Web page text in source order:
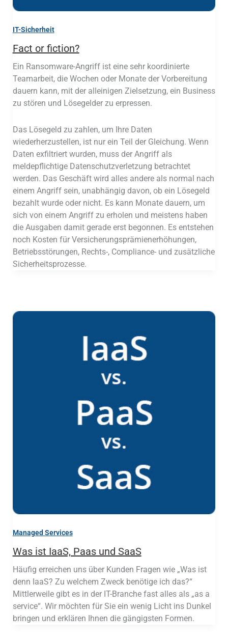
IT-Sicherheit
Fact or fiction?
Ein Ransomware-Angriff ist eine sehr koordinierte
Teamarbeit, die Wochen oder Monate der Vorbereitung
dauern kann, mit der alleinigen Zielsetzung, ein Business
zu stören und Lösegelder zu erpressen.
Das Lösegeld zu zahlen, um Ihre Daten
wiederherzustellen, ist nur ein Teil der Gleichung. Wenn
Daten exfiltriert wurden, muss der Angriff als
meldepflichtige Datenschutzverletzung betrachtet
werden. Das Geschäft wird alles andere als normal nach
einem Angriff sein, unabhängig davon, ob ein Lösegeld
bezahlt wurde oder nicht. Es kann Monate dauern, um
sich von einem Angriff zu erholen und meistens haben
die Ausgaben damit gerade erst begonnen. Es entstehen
noch Kosten für Versicherungsprämienerhöhungen,
Betriebsstörungen, Rechts-, Compliance- und zusätzliche
Sicherheitsprozesse.
Managed Services
Was ist IaaS, Paas und SaaS
Häufig erreichen uns über Kunden Fragen wie „Was ist
denn IaaS? Zu welchem Zweck benötige ich das?“
Mittlerweile gibt es in der IT-Branche fast alles als „as a
service“. Wir möchten für Sie ein wenig Licht ins Dunkel
bringen und erklären Ihnen die gängigsten Formen.